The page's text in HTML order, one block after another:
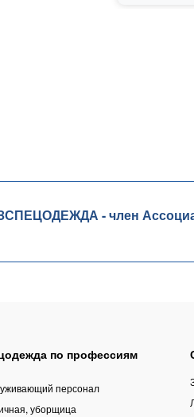
- член
по профессиям
персонал
уборщица